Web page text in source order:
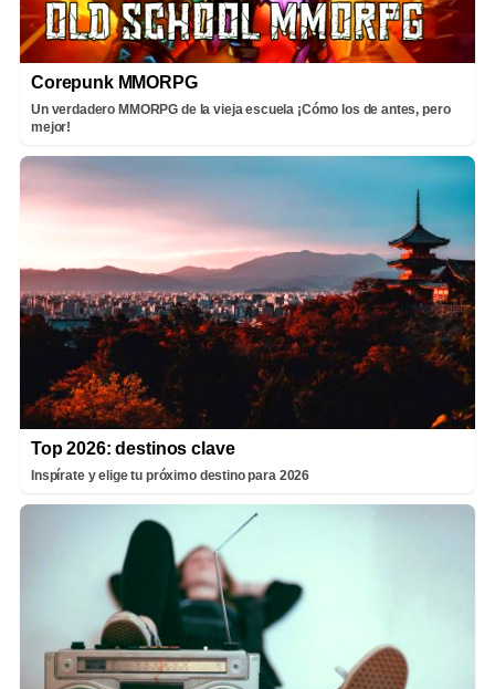
Corepunk MMORPG
Un verdadero MMORPG de la vieja escuela ¡Cómo los de antes, pero
mejor!
Top 2026: destinos clave
Inspírate y elige tu próximo destino para 2026